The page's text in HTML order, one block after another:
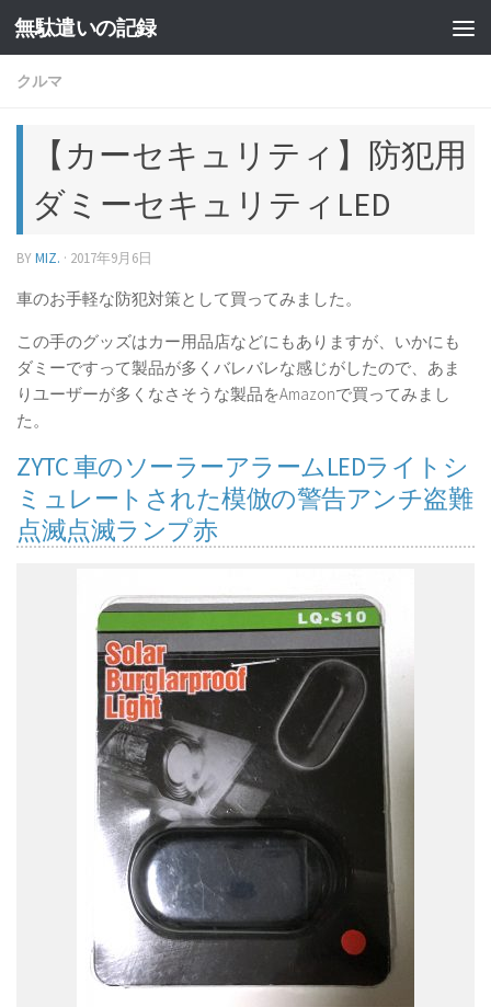
コンテンツへスキップ
無駄遣いの記録
クルマ
【カーセキュリティ】防犯用
ダミーセキュリティLED
BYMIZ. · 2017年9月6日
車のお手軽な防犯対策として買ってみました。
この手のグッズはカー用品店などにもありますが、いかにも
ダミーですって製品が多くバレバレな感じがしたので、あま
りユーザーが多くなさそうな製品をAmazonで買ってみまし
た。
ZYTC 車のソーラーアラームLEDライトシ
ミュレートされた模倣の警告アンチ盗難
点滅点滅ランプ赤